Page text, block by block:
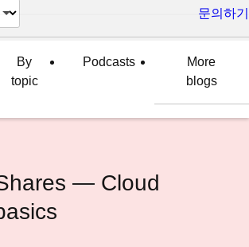
문의하기
By
topic
Podcasts
More
blogs
— Cloud